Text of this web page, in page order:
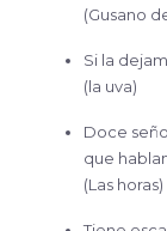
(Gusano
Si la
(la uva)
Doce
que
(Las horas)